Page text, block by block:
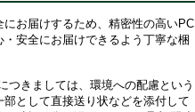
お届けするため、精密性の高いPC
安全にお届けできるよう丁寧な梱
つきましては、環境への配慮という
として直接送り状などを添付して